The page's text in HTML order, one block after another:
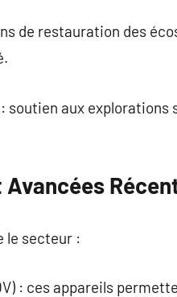
de restauration des
aux explorations
le secteur :
: ces appareils